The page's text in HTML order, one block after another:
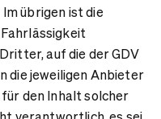
übrigen ist die
auf die der GDV
die jeweiligen Anbieter
den Inhalt solcher